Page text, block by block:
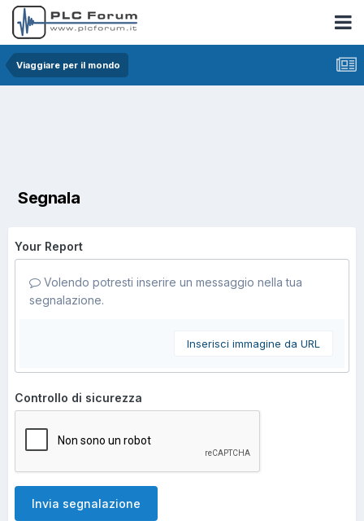
Viaggiare per il mondo
Segnala
Your Report
Volendo potresti inserire un messaggio nella tua
segnalazione.
Inserisci immagine da URL
Controllo di sicurezza
Invia segnalazione